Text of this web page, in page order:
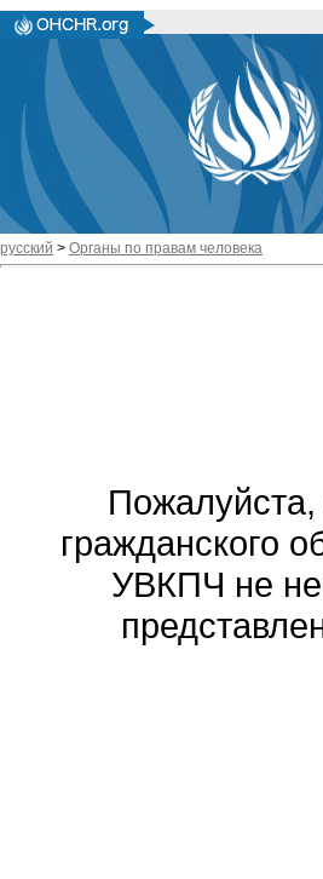
русский > Органы по правам человека
гражданского
УВКПЧ не